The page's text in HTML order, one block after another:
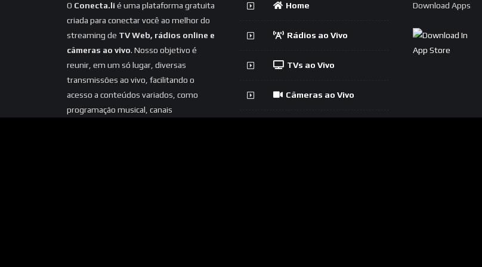
O Conecta.li é uma plataforma gratuita
criada para conectar você ao melhor do
streaming de TV Web, rádios online e
câmeras ao vivo. Nosso objetivo é
reunir, em um só lugar, diversas
transmissões ao vivo, facilitando o
acesso a conteúdos variados, como
programação musical, canais
Home
Rádios ao Vivo
TVs ao Vivo
Câmeras ao Vivo
Download Apps